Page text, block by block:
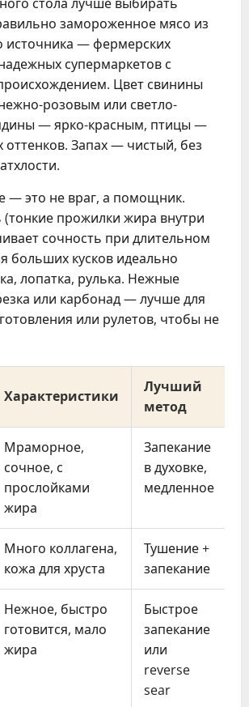
замороженное мясо из
источника — фермерских
супермаркетов с
Цвет свинины
розовым или светло-
— ярко-красным, птицы —
оттенков. Запах — чистый, без
— это не враг, а помощник.
прожилки жира внутри
сочность при длительном
больших кусков идеально
лопатка, рулька. Нежные
или карбонад — лучше для
или рулетов, чтобы не
Характеристики
Лучший
метод
Мраморное,
сочное, с
прослойками
жира
Запекание
в духовке,
медленное
Много коллагена,
кожа для хруста
Тушение +
запекание
Нежное, быстро
готовится, мало
жира
Быстрое
запекание
или
reverse
sear